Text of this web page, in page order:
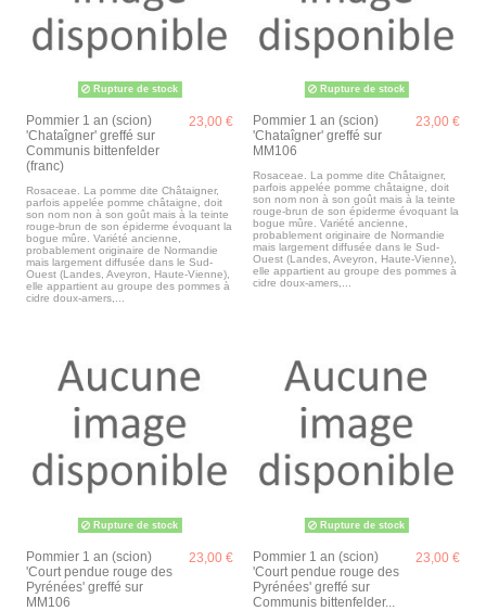
Rupture de stock
Pommier 1 an (scion)
'Chataîgner' greffé sur
Communis bittenfelder
(franc)
23,00 €
Rosaceae. La pomme dite Châtaigner,
parfois appelée pomme châtaigne, doit
son nom non à son goût mais à la teinte
rouge-brun de son épiderme évoquant la
bogue mûre. Variété ancienne,
probablement originaire de Normandie
mais largement diffusée dans le Sud-
Ouest (Landes, Aveyron, Haute-Vienne),
elle appartient au groupe des pommes à
cidre doux-amers,...
Rupture de stock
Pommier 1 an (scion)
'Chataîgner' greffé sur
MM106
23,00 €
Rosaceae. La pomme dite Châtaigner,
parfois appelée pomme châtaigne, doit
son nom non à son goût mais à la teinte
rouge-brun de son épiderme évoquant la
bogue mûre. Variété ancienne,
probablement originaire de Normandie
mais largement diffusée dans le Sud-
Ouest (Landes, Aveyron, Haute-Vienne),
elle appartient au groupe des pommes à
cidre doux-amers,...
Rupture de stock
Pommier 1 an (scion)
'Court pendue rouge des
Pyrénées' greffé sur
MM106
23,00 €
Rupture de stock
Pommier 1 an (scion)
'Court pendue rouge des
Pyrénées' greffé sur
Communis bittenfelder...
23,00 €